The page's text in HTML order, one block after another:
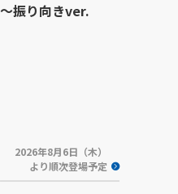
～振り向きver.
2026年8月6日（木）
より順次登場予定